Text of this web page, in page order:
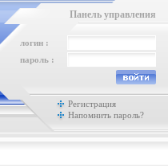
Панель управления
логин :
пароль :
Регистрация
Напомнить пароль?